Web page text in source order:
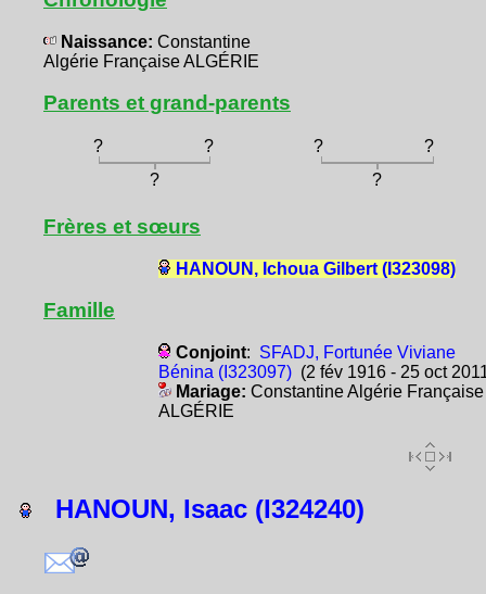
Naissance: Constantine
Algérie Française ALGÉRIE
Parents et grand-parents
? ? ?
?
?
?
Frères et sœurs
HANOUN, Ichoua Gilbert (I323098)
Famille
Conjoint: SFADJ, Fortunée Viviane
Bénina (I323097)(2 fév 1916 - 25 oct
Mariage: Constantine Algérie Française
ALGÉRIE
HANOUN, Isaac (I324240)